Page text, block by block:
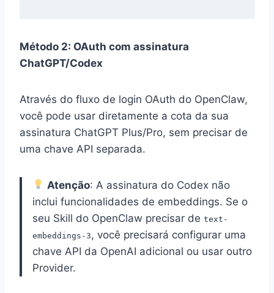
Método 2: OAuth com assinatura
ChatGPT/Codex
Através do fluxo de login OAuth do OpenClaw,
você pode usar diretamente a cota da sua
assinatura ChatGPT Plus/Pro, sem precisar de
uma chave API separada.
Atenção: A assinatura do Codex não
inclui funcionalidades de embeddings. Se o
seu Skill do OpenClaw precisar de text-
embeddings-3 , você precisará configurar uma
chave API da OpenAI adicional ou usar outro
Provider.